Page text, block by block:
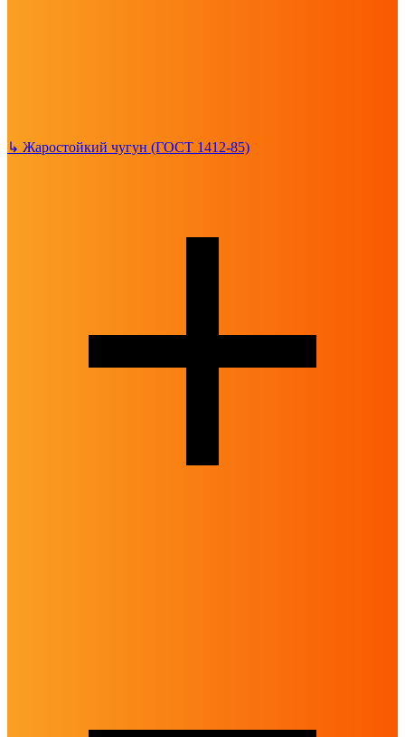
↳ Жаростойкий чугун (ГОСТ 1412-85)